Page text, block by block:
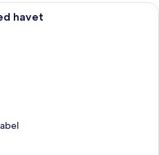
Et hotelværelse med en stor seng,
havet